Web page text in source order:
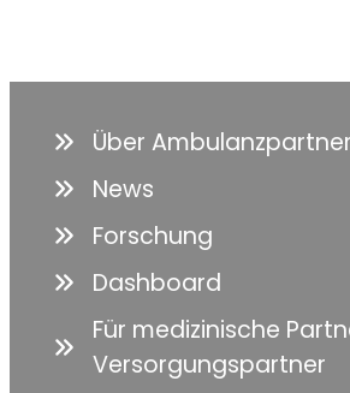
Über Ambulanzpartner
News
Forschung
Dashboard
Für medizinische
Versorgungspartner